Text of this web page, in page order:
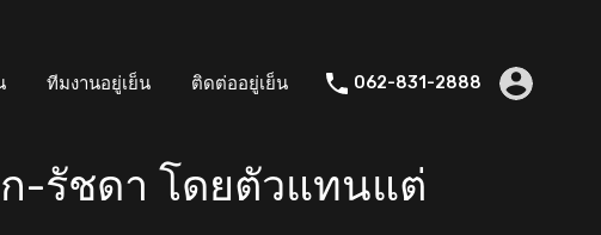
ทีมงานอยู่เย็น ติดต่ออยู่เย็น 062-831-2888
ก-รัชดา โดยตัวแทนแต่